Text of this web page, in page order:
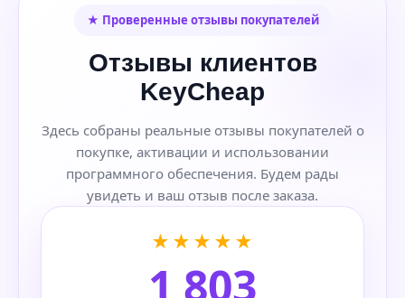
★ Проверенные отзывы покупателей
Отзывы клиентов
KeyCheap
Здесь собраны реальные отзывы покупателей о
покупке, активации и использовании
программного обеспечения. Будем рады
увидеть и ваш отзыв после заказа.
★★★★★
1 803